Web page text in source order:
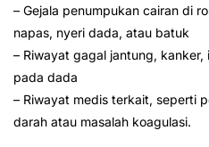
– Gejala penumpukan cairan di
napas, nyeri dada, atau batuk
– Riwayat gagal jantung,
pada dada
– Riwayat medis terkait, seperti
darah atau masalah koagulasi.